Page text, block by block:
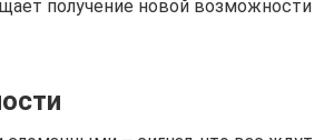
получение новой возможности